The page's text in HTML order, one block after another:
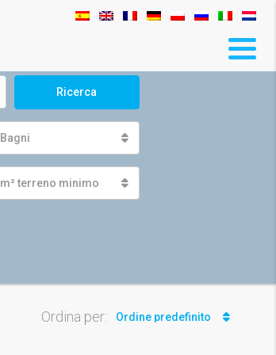
Ricerca
Bagni
m² terreno minimo
Ordina per: Ordine predefinito